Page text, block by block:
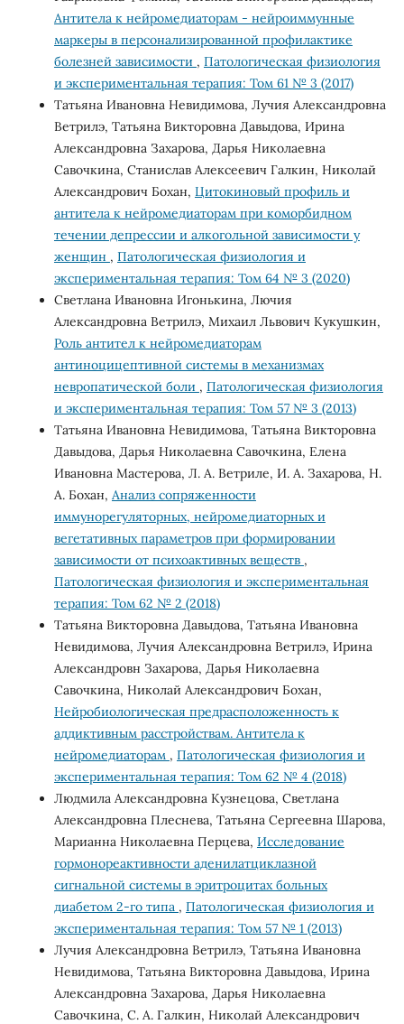
Антитела к нейромедиаторам - нейроиммунные
маркеры в персонализированной профилактике
болезней зависимости , Патологическая физиология
и экспериментальная терапия: Том 61 № 3 (2017)
Татьяна Ивановна Невидимова, Лучия Александровна
Ветрилэ, Татьяна Викторовна Давыдова, Ирина
Александровна Захарова, Дарья Николаевна
Савочкина, Станислав Алексеевич Галкин, Николай
Александрович Бохан, Цитокиновый профиль и
антитела к нейромедиаторам при коморбидном
течении депрессии и алкогольной зависимости у
женщин , Патологическая физиология и
экспериментальная терапия: Том 64 № 3 (2020)
Светлана Ивановна Игонькина, Лючия
Александровна Ветрилэ, Михаил Львович Кукушкин,
Роль антител к нейромедиаторам
антиноцицептивной системы в механизмах
невропатической боли , Патологическая физиология
и экспериментальная терапия: Том 57 № 3 (2013)
Татьяна Ивановна Невидимова, Татьяна Викторовна
Давыдова, Дарья Николаевна Савочкина, Елена
Ивановна Мастерова, Л. А. Ветриле, И. А. Захарова, Н.
А. Бохан, Анализ сопряженности
иммунорегуляторных, нейромедиаторных и
вегетативных параметров при формировании
зависимости от психоактивных веществ ,
Патологическая физиология и экспериментальная
терапия: Том 62 № 2 (2018)
Татьяна Викторовна Давыдова, Татьяна Ивановна
Невидимова, Лучия Александровна Ветрилэ, Ирина
Александровн Захарова, Дарья Николаевна
Савочкина, Николай Александрович Бохан,
Нейробиологическая предрасположенность к
аддиктивным расстройствам. Антитела к
нейромедиаторам , Патологическая физиология и
экспериментальная терапия: Том 62 № 4 (2018)
Людмила Александровна Кузнецова, Светлана
Александровна Плеснева, Татьяна Сергеевна Шарова,
Марианна Николаевна Перцева, Иccледование
гормонореактивности аденилатциклазной
сигнальной системы в эритроцитах больных
диабетом 2-го типа , Патологическая физиология и
экспериментальная терапия: Том 57 № 1 (2013)
Лучия Александровна Ветрилэ, Татьяна Ивановна
Невидимова, Татьяна Викторовна Давыдова, Ирина
Александровна Захарова, Дарья Николаевна
Савочкина, С. А. Галкин, Николай Александрович